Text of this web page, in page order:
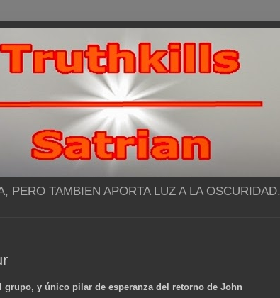
PERO TAMBIEN APORTA LUZ A LA OSCURIDAD.
y único pilar de esperanza del retorno de John